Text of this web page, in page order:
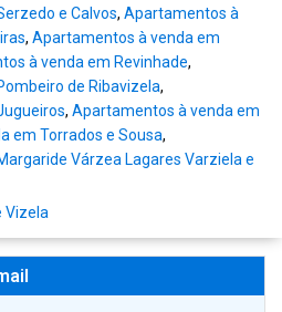
e Calvos, Apartamentos à
, Apartamentos à venda em
à venda em Revinhade,
de Ribavizela,
, Apartamentos à venda em
em Torrados e Sousa,
Várzea Lagares Varziela e
Vizela